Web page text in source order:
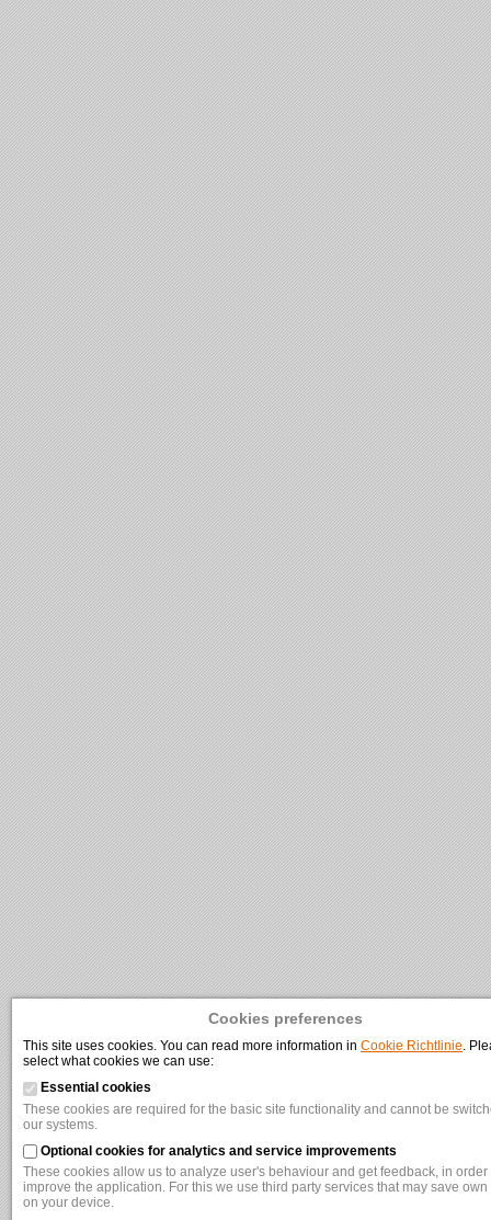
Cookies preferences
This site uses cookies. You can read more information in Cookie Richtlinie.
select what cookies we can use:
Essential cookies
These cookies are required for the basic site functionality and cannot be
our systems.
Optional cookies for analytics and service improvements
These cookies allow us to analyze user's behaviour and get feedback, in order
improve the application. For this we use third party services that may save
on your device.